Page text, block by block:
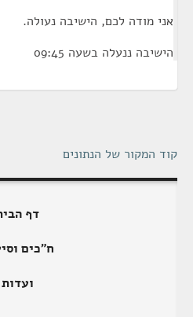
אני מודה לכם, הישיבה נעולה.
הישיבה ננעלה בשעה 09:45
קוד המקור של הנתונים
דף
ח"כים
ועדות